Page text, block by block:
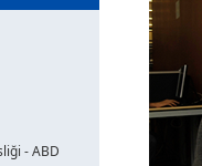
- ABD